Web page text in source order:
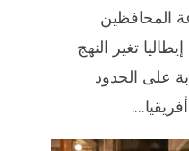
المحافظين
تغير النهج
على الحدود